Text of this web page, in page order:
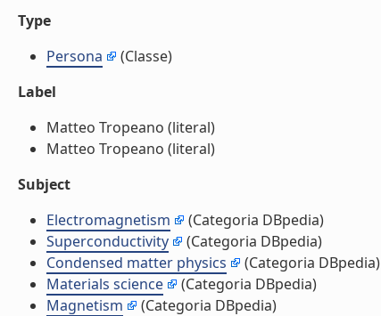
Type
Persona
(Classe)
Label
Matteo Tropeano (literal)
Matteo Tropeano (literal)
Subject
Electromagnetism
(Categoria DBpedia)
Superconductivity
(Categoria DBpedia)
Condensed matter physics
(Categoria DBpedia)
Materials science
(Categoria DBpedia)
Magnetism
(Categoria DBpedia)